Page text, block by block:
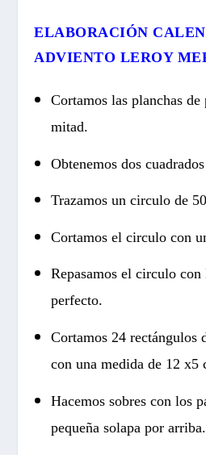
ELABORACIÓN
ADVIENTO LEROY
Cortamos las planchas
mitad.
Obtenemos dos
Trazamos un circulo de
Cortamos el circulo con
Repasamos el circulo
perfecto.
Cortamos 24 rectángulos
con una medida de 12 x5
Hacemos sobres con los
pequeña solapa por arriba.